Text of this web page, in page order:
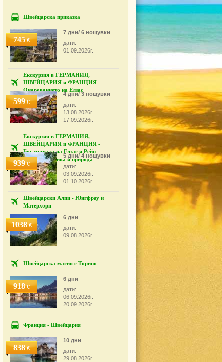
Швейцарска приказка
745€
7 дни/ 6 нощувки
дати:
01.09.2026г.
Екскурзия в ГЕРМАНИЯ,
ШВЕЙЦАРИЯ и ФРАНЦИЯ -
Очарованието на Елзас
599€
4 дни/ 3 нощувки
дати:
13.08.2026г.
17.09.2026г.
Екскурзия в ГЕРМАНИЯ,
ШВЕЙЦАРИЯ и ФРАНЦИЯ -
Богатствата на Елзас и Рейн -
ренесанс, готика и природа
939€
5 дни/ 4 нощувки
дати:
03.09.2026г.
01.10.2026г.
Швейцарски Алпи - Юнгфрау и
Матерхорн
1038€
6 дни
дати:
09.08.2026г.
Швейцарска магия с Торино
918€
6 дни
дати:
06.09.2026г.
20.09.2026г.
Франция - Швейцария
838€
10 дни
дати:
29.08.2026г.